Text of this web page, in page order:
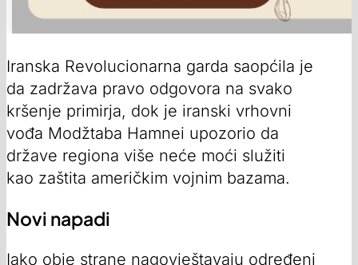
Iranska Revolucionarna garda saopćila je
da zadržava pravo odgovora na svako
kršenje primirja, dok je iranski vrhovni
vođa Modžtaba Hamnei upozorio da
države regiona više neće moći služiti
kao zaštita američkim vojnim bazama.
Novi napadi
Iako obje strane nagovještavaju određeni